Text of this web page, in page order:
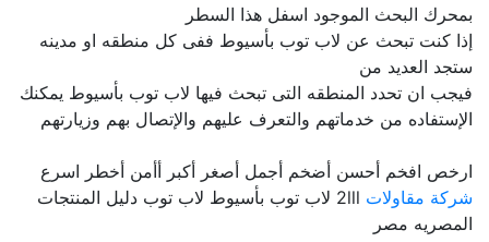
بمحرك البحث الموجود اسفل هذا السطر
إذا كنت تبحث عن لاب توب بأسيوط ففى كل منطقه او مدينه
ستجد العديد من
فيجب ان تحدد المنطقه التى تبحث فيها لاب توب بأسيوط يمكنك
الإستفاده من خدماتهم والتعرف عليهم والإتصال بهم وزيارتهم
ارخص افخم أحسن أضخم أجمل أصغر أكبر أأمن أخطر اسرع
شركة مقاولات
2lll لاب توب بأسيوط لاب توب دليل المنتجات
المصريه مصر